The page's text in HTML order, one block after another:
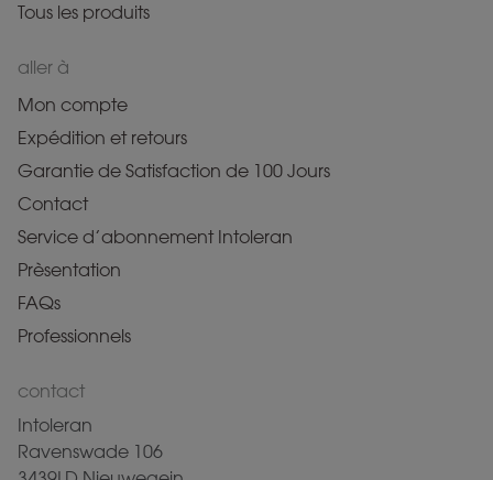
Tous les produits
aller à
Mon compte
Expédition et retours
Garantie de Satisfaction de 100 Jours
Contact
Service d’abonnement Intoleran
Prèsentation
FAQs
Professionnels
contact
Intoleran
Ravenswade 106